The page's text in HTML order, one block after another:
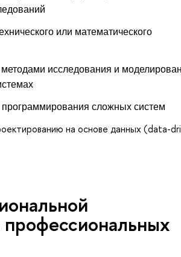
или математического
исследования и
сложных систем
на основе данных (data-